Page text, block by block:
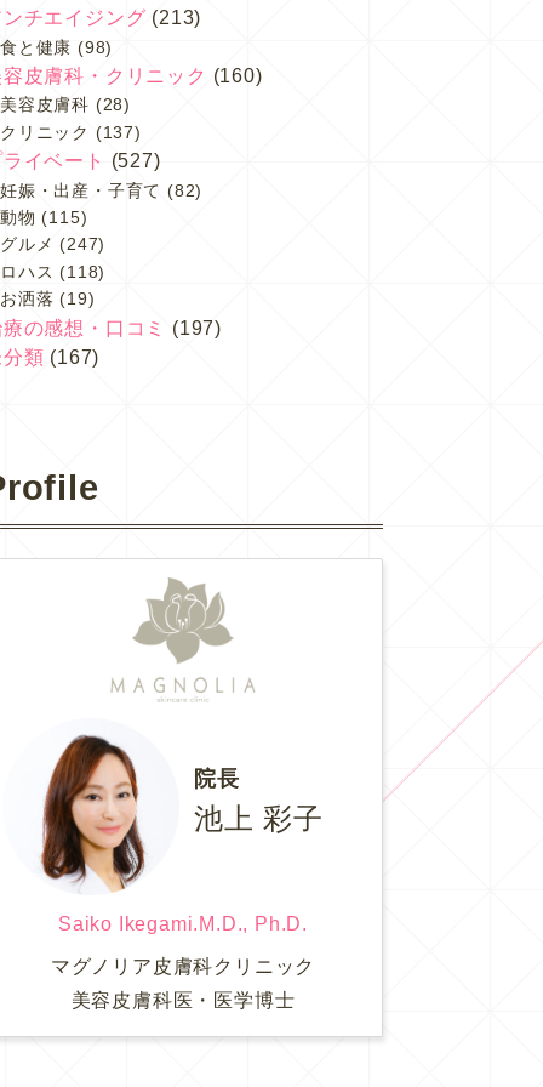
チエイジング (213)
食と健康 (98)
皮膚科・クリニック (160)
美容皮膚科 (28)
クリニック (137)
イベート (527)
妊娠・出産・子育て (82)
動物 (115)
グルメ (247)
ロハス (118)
お洒落 (19)
の感想・口コミ
(197)
類 (167)
院長
池上 彩子
Saiko Ikegami.M.D., Ph.D.
マグノリア皮膚科クリニック
美容皮膚科医・医学博士